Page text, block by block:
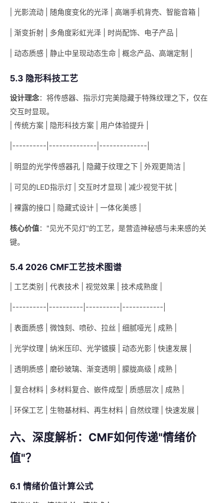
| 光影流动 | 随角度变化的光泽 | 高端手机背壳、智能音箱 |
| 渐变折射 | 多角度彩虹光泽 | 时尚配饰、电子产品 |
| 动态质感 | 静止中呈现动态生命 | 概念产品、高端定制 |
5.3 隐形科技工艺
设计理念：将传感器、指示灯完美隐藏于特殊纹理之下，仅在
交互时显现。
| 传统方案 | 隐形科技方案 | 用户体验提升 |
|----------|--------------|--------------|
| 明显的光学传感器孔 | 隐藏于纹理之下 | 外观更简洁 |
| 可见的LED指示灯 | 交互时才显现 | 减少视觉干扰 |
| 裸露的接口 | 隐藏式设计 | 一体化美感 |
核心价值："见光不见灯"的工艺，是营造神秘感与未来感的关
键。
5.4 2026 CMF工艺技术图谱
| 工艺类别 | 代表技术 | 视觉效果 | 技术成熟度 |
|----------|----------|----------|------------|
| 表面质感 | 微蚀刻、喷砂、拉丝 | 细腻哑光 | 成熟 |
| 光学纹理 | 纳米压印、光学镀膜 | 动态光影 | 快速发展 |
| 透明质感 | 磨砂玻璃、渐变透明 | 朦胧高级 | 成熟 |
| 复合材料 | 多材料复合、嵌件成型 | 质感层次 | 成熟 |
| 环保工艺 | 生物基材料、再生材料 | 自然纹理 | 快速发展 |
六、深度解析：CMF如何传递"情绪价
值"？
6.1 情绪价值计算公式